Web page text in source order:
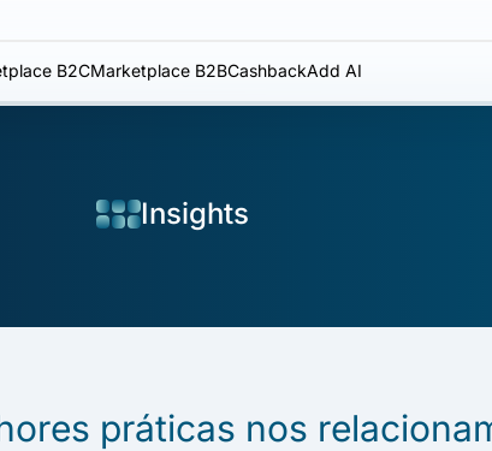
B2CMarketplace B2BCashbackAdd AI
Insights
práticas nos